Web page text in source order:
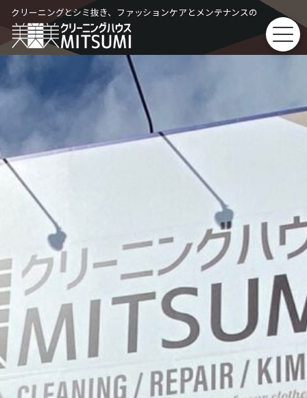
Skip
to
content
クリーニングとシミ抜き、ファッションケアとメンテナンスの